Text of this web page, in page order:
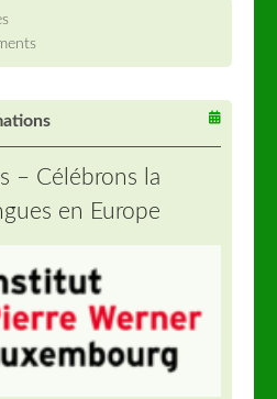
– Célébrons la
en Europe